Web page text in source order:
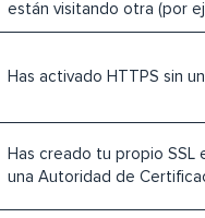
están visitando otra (por
Has activado HTTPS sin
Has creado tu propio SSL
una Autoridad de